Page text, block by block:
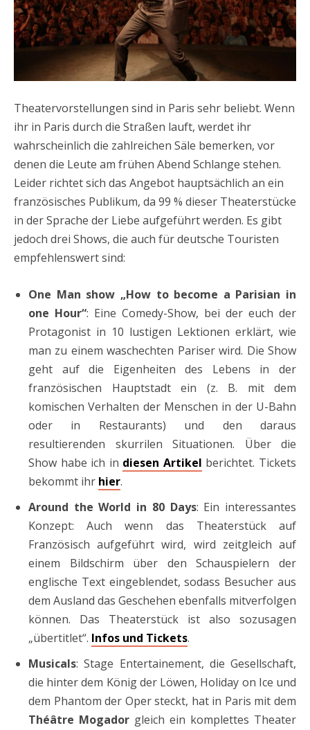
Theatervorstellungen sind in Paris sehr beliebt. Wenn
ihr in Paris durch die Straßen lauft, werdet ihr
wahrscheinlich die zahlreichen Säle bemerken, vor
denen die Leute am frühen Abend Schlange stehen.
Leider richtet sich das Angebot hauptsächlich an ein
französisches Publikum, da 99 % dieser Theaterstücke
in der Sprache der Liebe aufgeführt werden. Es gibt
jedoch drei Shows, die auch für deutsche Touristen
empfehlenswert sind:
One Man show „How to become a Parisian in
one Hour“: Eine Comedy-Show, bei der euch der
Protagonist in 10 lustigen Lektionen erklärt, wie
man zu einem waschechten Pariser wird. Die Show
geht auf die Eigenheiten des Lebens in der
französischen Hauptstadt ein (z. B. mit dem
komischen Verhalten der Menschen in der U-Bahn
oder in Restaurants) und den daraus
resultierenden skurrilen Situationen. Über die
Show habe ich in diesen Artikel berichtet. Tickets
bekommt ihr hier.
Around the World in 80 Days: Ein interessantes
Konzept: Auch wenn das Theaterstück auf
Französisch aufgeführt wird, wird zeitgleich auf
einem Bildschirm über den Schauspielern der
englische Text eingeblendet, sodass Besucher aus
dem Ausland das Geschehen ebenfalls mitverfolgen
können. Das Theaterstück ist also sozusagen
„übertitlet“. Infos und Tickets.
Musicals: Stage Entertainement, die Gesellschaft,
die hinter dem König der Löwen, Holiday on Ice und
dem Phantom der Oper steckt, hat in Paris mit dem
Théâtre Mogador gleich ein komplettes Theater